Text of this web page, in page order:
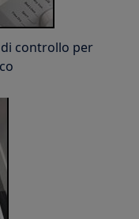
controllo per